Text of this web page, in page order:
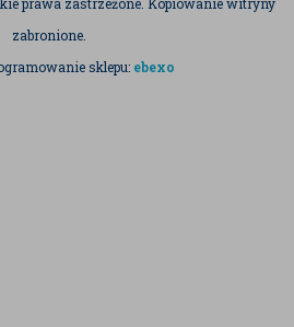
zabronione.
sklepu: ebexo